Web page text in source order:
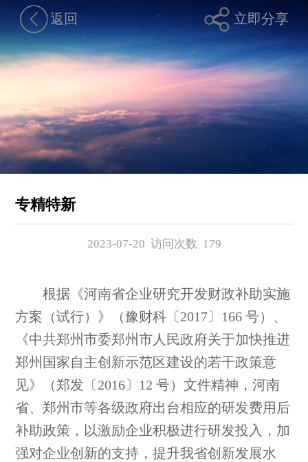
返回 立即分享
专精特新
2023-07-20 访问次数 179
根据《河南省企业研究开发财政补助实施
方案（试行）》（豫财科〔2017〕166 号）、
《中共郑州市委郑州市人民政府关于加快推进
郑州国家自主创新示范区建设的若干政策意
见》（郑发〔2016〕12 号）文件精神，河南
省、郑州市等各级政府出台相应的研发费用后
补助政策，以激励企业积极进行研发投入，加
强对企业创新的支持，提升我省创新发展水